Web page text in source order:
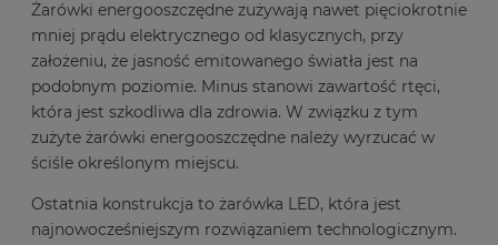
Żarówki energooszczędne zużywają nawet pięciokrotnie
mniej prądu elektrycznego od klasycznych, przy
założeniu, że jasność emitowanego światła jest na
podobnym poziomie. Minus stanowi zawartość rtęci,
która jest szkodliwa dla zdrowia. W związku z tym
zużyte żarówki energooszczędne należy wyrzucać w
ściśle określonym miejscu.
Ostatnia konstrukcja to żarówka LED, która jest
najnowocześniejszym rozwiązaniem technologicznym.